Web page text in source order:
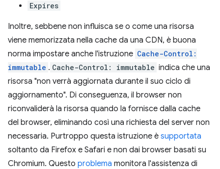
Expires
Inoltre, sebbene non influisca se o come una risorsa
viene memorizzata nella cache da una CDN, è buona
norma impostare anche l'istruzione Cache-Control:
immutable . Cache-Control: immutable indica che una
risorsa "non verrà aggiornata durante il suo ciclo di
aggiornamento". Di conseguenza, il browser non
riconvaliderà la risorsa quando la fornisce dalla cache
del browser, eliminando così una richiesta del server non
necessaria. Purtroppo questa istruzione è supportata
soltanto da Firefox e Safari e non dai browser basati su
Chromium. Questo problema monitora l'assistenza di